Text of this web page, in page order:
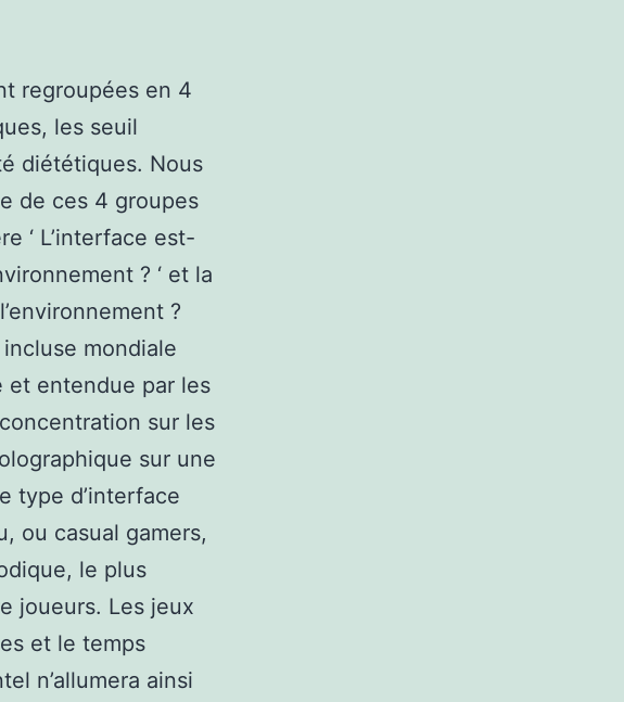
regroupées en 4
les seuil
diététiques. Nous
de ces 4 groupes
‘ L’interface est-
? ‘ et la
?
mondiale
et entendue par les
sur les
sur une
type d’interface
ou casual gamers,
le plus
joueurs. Les jeux
et le temps
n’allumera ainsi